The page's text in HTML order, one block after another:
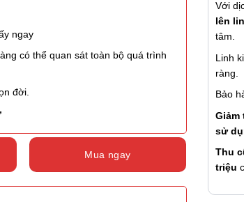
ngay
có thể quan sát toàn bộ quá trình
đời.
Mua ngay
Với
lên
tâm.
Linh
ràng.
Bảo
Giảm
sử
Thu
triệu